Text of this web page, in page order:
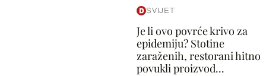
SVIJET
Je li ovo povrće krivo za
epidemiju? Stotine
zaraženih, restorani hitno
povukli proizvod...